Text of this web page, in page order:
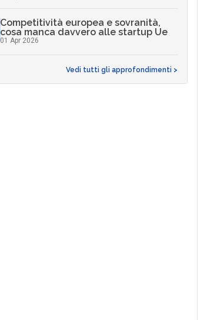
Competitività europea e sovranità,
cosa manca davvero alle startup Ue
01 Apr 2026
Vedi tutti gli approfondimenti >